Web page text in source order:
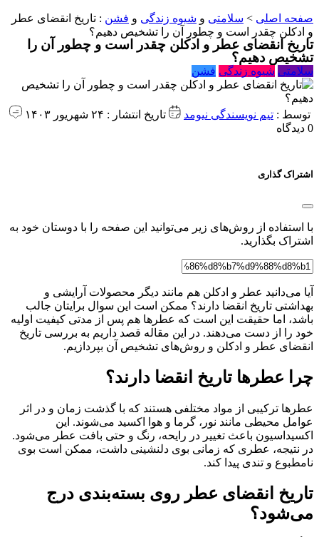
صفحه اصلی > سلامتی و شیوه زندگی و فشن : تاریخ انقضای عطر
و ادکلن چقدر است و چطور آن را تشخیص دهیم؟
تاریخ انقضای عطر و ادکلن چقدر است و چطور آن را
تشخیص دهیم؟
سلامتی شیوه زندگی فشن
توسط : تیم نویسندگی نیومد
تاریخ انتشار : ۲۴ شهریور ۱۴۰۳
0 دیدگاه
اشتراک گذاری
با استفاده از روش‌های زیر می‌توانید این صفحه را با دوستان خود به
اشتراک بگذارید.
آیا می‌دانید عطر و ادکلن هم مانند دیگر محصولات آرایشی و
بهداشتی تاریخ انقضا دارند؟ ممکن است این سوال برایتان جالب
باشد، اما حقیقت این است که عطرها هم پس از مدتی کیفیت اولیه
خود را از دست می‌دهند. در این مقاله قصد داریم به بررسی تاریخ
انقضای عطر و ادکلن و روش‌های تشخیص آن بپردازیم.
چرا عطرها تاریخ انقضا دارند؟
عطرها ترکیبی از مواد مختلفی هستند که با گذشت زمان و در اثر
عوامل محیطی مانند نور، گرما و هوا اکسید می‌شوند. این
اکسیداسیون باعث تغییر در رایحه، رنگ و حتی بافت عطر می‌شود.
در نتیجه، عطری که زمانی بوی دلنشینی داشت، ممکن است بوی
نامطبوع و تندی پیدا کند.
تاریخ انقضای عطر روی بسته‌بندی درج
می‌شود؟